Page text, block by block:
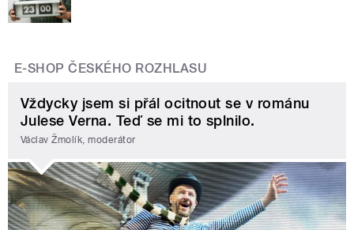
E-SHOP ČESKÉHO ROZHLASU
Vždycky jsem si přál ocitnout se v románu
Julese Verna. Teď se mi to splnilo.
Václav Žmolík, moderátor